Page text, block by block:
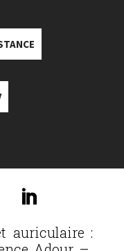
auriculaire :